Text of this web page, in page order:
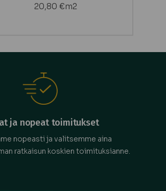
20,80 €m2
ja nopeat toimitukset
nopeasti ja valitsemme aina
ratkaisun koskien toimituksianne.